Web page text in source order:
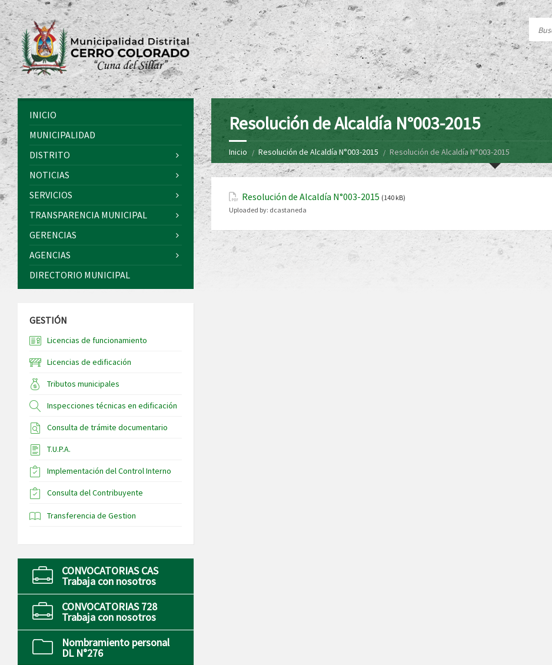
Resolución de Alcaldía N°003-2015
Inicio Resolución de Alcaldía N°003-2015 Resolución de Alcaldía N°003-2015
Resolución de Alcaldía N°003-2015 (140 kB)
Uploaded by: dcastaneda
INICIO
MUNICIPALIDAD
DISTRITO
NOTICIAS
SERVICIOS
TRANSPARENCIA MUNICIPAL
GERENCIAS
AGENCIAS
DIRECTORIO MUNICIPAL
GESTIÓN
Licencias de funcionamiento
Licencias de edificación
Tributos municipales
Inspecciones técnicas en edificación
Consulta de trámite documentario
T.U.P.A.
Implementación del Control Interno
Consulta del Contribuyente
Transferencia de Gestion
CONVOCATORIAS CAS
Trabaja con nosotros
CONVOCATORIAS 728
Trabaja con nosotros
Nombramiento personal
DL N°276